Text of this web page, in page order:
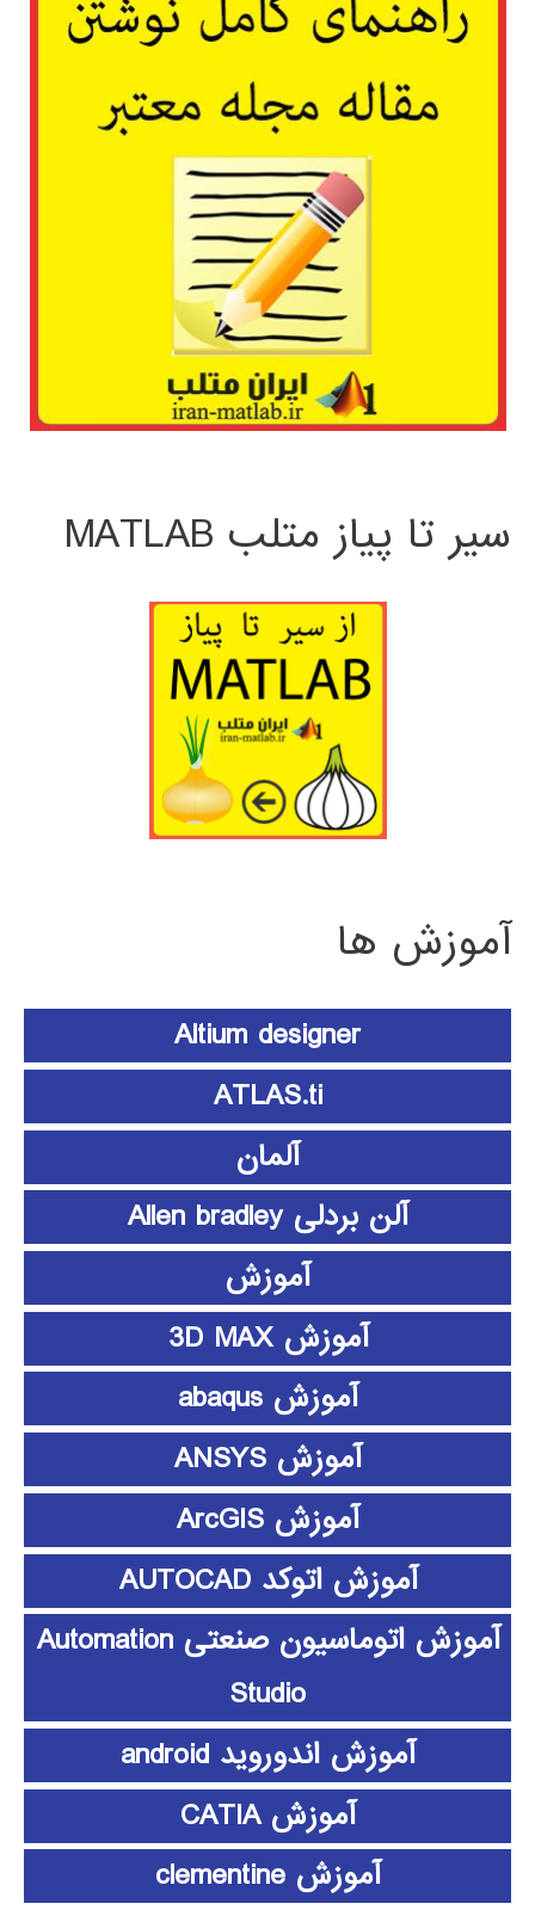
سیر تا پیاز متلب MATLAB
آموزش ها
Altium designer
ATLAS.ti
آلمان
آلن بردلی Allen bradley
آموزش
آموزش 3D MAX
آموزش abaqus
آموزش ANSYS
آموزش ArcGIS
آموزش اتوکد AUTOCAD
آموزش اتوماسیون صنعتی Automation
Studio
آموزش اندوروید android
آموزش CATIA
آموزش clementine